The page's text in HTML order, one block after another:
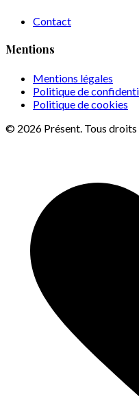
Contact
Mentions
Mentions légales
Politique de
Politique de cookies
© 2026 Présent. Tous droits